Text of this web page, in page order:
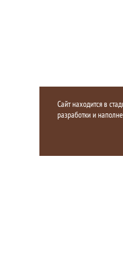
Сайт находится в
разработки и